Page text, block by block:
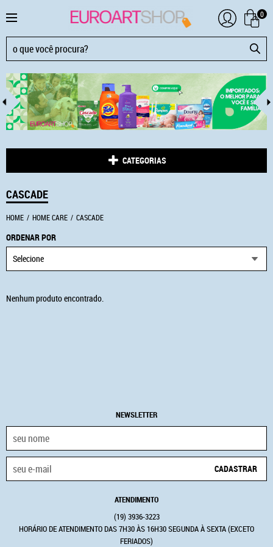
0
CATEGORIAS
CASCADE
HOME HOME CARE CASCADE
ORDENAR POR
Selecione
Nenhum produto encontrado.
NEWSLETTER
CADASTRAR
ATENDIMENTO
(19) 3936-3223
HORÁRIO DE ATENDIMENTO DAS 7H30 ÀS 16H30 SEGUNDA À SEXTA (EXCETO
FERIADOS)